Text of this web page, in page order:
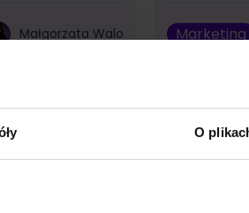
O
Małgorzata Walo Marketing